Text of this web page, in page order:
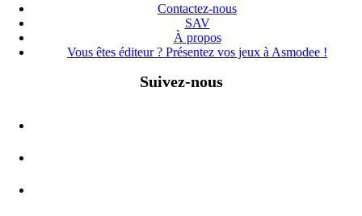
Contactez-nous
SAV
À propos
Vous êtes éditeur ? Présentez vos jeux à Asmodee !
Suivez-nous